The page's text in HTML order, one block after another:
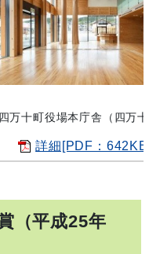
四万十町役場本庁舎（四万
詳細[PDF：
（平成25年